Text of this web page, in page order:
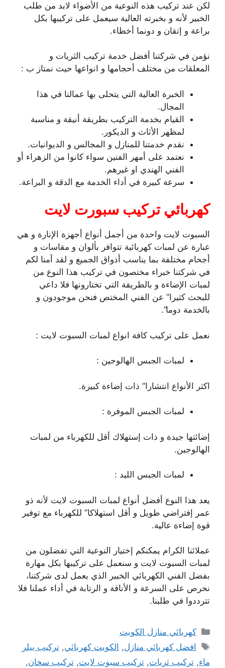
لكن عند تركيب هذه النوعية من الأضواء لابد من طلب
الخبير لأنه و بخبرته العالية سيعمل على تركيبها بكل
براعة و إتقان و دونما أخطاء.
نؤمن في شركتنا أفضل خدمة تركيب الثريات و
المعلقات من مختلف أحجامها و انواعها حيث نمتاز ب :
الخبرة العالية التي يتحلى بها عمالنا في هذا
المجال.
القيام بخدمة التركيب بطريقة أنيقة و مناسبة
لمظهر الأثاث و الديكور.
نقدم خدمتنا للمنازل و المجالس و الديوانيات.
نعتمد على أمهر الفنين سواء كانوا من الزهراء أو
الفني الهندي او غيرهم.
سرعة كبيرة في أداء الخدمة مع الدقة و البراعة.
كهربائي تركيب سبورت لايت
السبوت لايت واحدة من أجمل أنواع أجهزة الإنارة و هي
عبارة عن لمبات كهربائية تتوافر بألوان و مقاسات و
أجحام مختلفة بما يناسب أذواق الجميع و لقد أمنا لكم
في شركتنا خبراء مختصون في تركيب هذا النوع من
لمبات الإضاءة و بالطريقة التي تختارونها فلا داعي
للبحث كثيرا” عن الفني المختص فنحن موجودون و
بالخدمة دوما”.
نعمل على تركيب كافة انواع لمبات السبوت لايت :
لمبات الجبس الهالوجين :
اكثر الأنواع انتشارا” ذات إضاءة كبيرة.
لمبات الجبس الموفرة :
إضائتها جيدة و ذات إستهلاك أقل للكهرباء من لمبات
الهالوجين.
لمبات الجبس الليد :
يعد هذا النوع أفضل أنواع لمبات السبوت لايت لأنه ذو
عمر إفتراضي طويل و أقل استهلاكا” للكهرباء مع توفير
قوة إضاءة عالية.
عملائنا الكرام يمكنكم إختيار النوعية التي تفضلون من
لمبات السبوت لايت و سنعمل على تركيبها بكل مهارة
بفضل الفني الكهربائي الخبير الذي يعمل لدى شركتنا،
نحرص على السرعة و الأناقة و الرتابة في أداء عملنا فلا
تترددوا في طلبنا.
التصنيفات
كهربائي منازل الكويت
الوسوم
افضل كهربائي منازل, الكويت كهربائي,تركيب بيلر
ماء, تركيب ثريات, تركيب سبوت لايت, تركيب سخان,